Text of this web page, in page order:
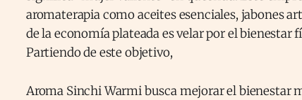
aromaterapia como aceites esenciales, jabones
de la economía plateada es velar por el
Partiendo de este objetivo,
Aroma Sinchi Warmi busca mejorar el bienestar